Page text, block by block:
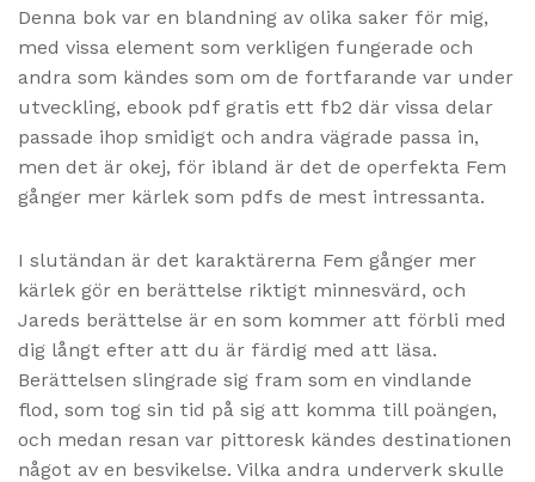
Denna bok var en blandning av olika saker för mig,
med vissa element som verkligen fungerade och
andra som kändes som om de fortfarande var under
utveckling, ebook pdf gratis ett fb2 där vissa delar
passade ihop smidigt och andra vägrade passa in,
men det är okej, för ibland är det de operfekta Fem
gånger mer kärlek som pdfs de mest intressanta.
I slutändan är det karaktärerna Fem gånger mer
kärlek gör en berättelse riktigt minnesvärd, och
Jareds berättelse är en som kommer att förbli med
dig långt efter att du är färdig med att läsa.
Berättelsen slingrade sig fram som en vindlande
flod, som tog sin tid på sig att komma till poängen,
och medan resan var pittoresk kändes destinationen
något av en besvikelse. Vilka andra underverk skulle